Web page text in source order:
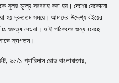
সুলভ মূল্যে সরবরাহ করা হয়। দেশের যেকোনো
হয় দ্রুততম সময়ে। আমাদের উদ্দেশ্য বইয়ের
গুরুত্ব দেওয়া। তাই পাঠকদের জন্য রয়েছে
স্বাগতম।
৬৫/১ প্যারিদাস রোড বাংলাবাজার,